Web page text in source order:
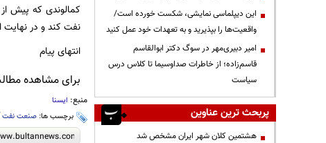
کمالوندی که پیش
نفت کند و در
انتهای پیام
برای مشاهده
منبع: ایسنا
برچسب ها: صنعت نفت
این دیپلماسی نمایشی، شکست خورده است/
واقعیت‌ها را بپذیرید و به تعهدات خود عمل کنید
امیر دبیری‌مهر در سوگ دکتر ابوالقاسم
قاسم‌زاده؛ از خاطرات صداوسیما تا کلاس درس
سیاست
پربحث ترین عناوین
هشتمین کلان شهر ایران مشخص شد